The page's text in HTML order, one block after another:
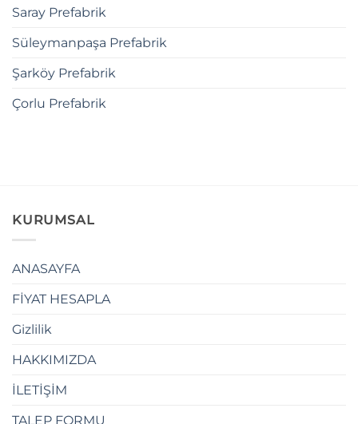
Saray Prefabrik
Süleymanpaşa Prefabrik
Şarköy Prefabrik
Çorlu Prefabrik
KURUMSAL
ANASAYFA
FİYAT HESAPLA
Gizlilik
HAKKIMIZDA
İLETİŞİM
TALEP FORMU